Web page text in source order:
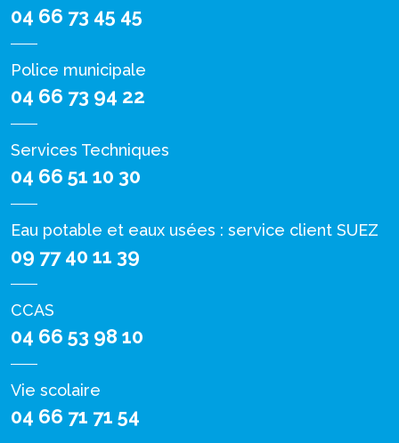
04 66 73 45 45
Police municipale
04 66 73 94 22
Services Techniques
04 66 51 10 30
Eau potable et eaux usées : service client SUEZ
09 77 40 11 39
CCAS
04 66 53 98 10
Vie scolaire
04 66 71 71 54